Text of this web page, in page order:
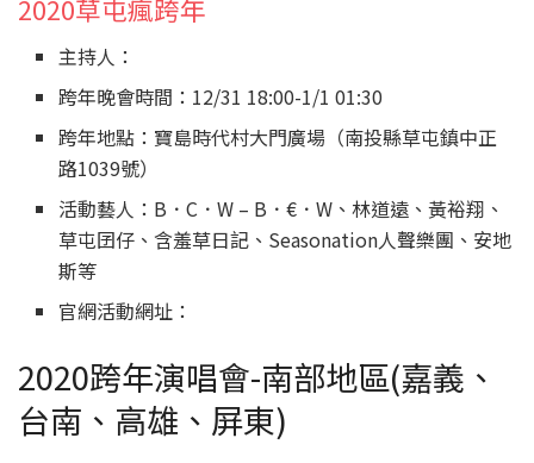
2020草屯瘋跨年
主持人：
跨年晚會時間：12/31 18:00-1/1 01:30
跨年地點：寶島時代村大門廣場（南投縣草屯鎮中正
路1039號）
活動藝人：B．C．W – B．€．W、林道遠、黃裕翔、
草屯囝仔、含羞草日記、Seasonation人聲樂團、安地
斯等
官網活動網址：
2020跨年演唱會-南部地區(嘉義、
台南、高雄、屏東)